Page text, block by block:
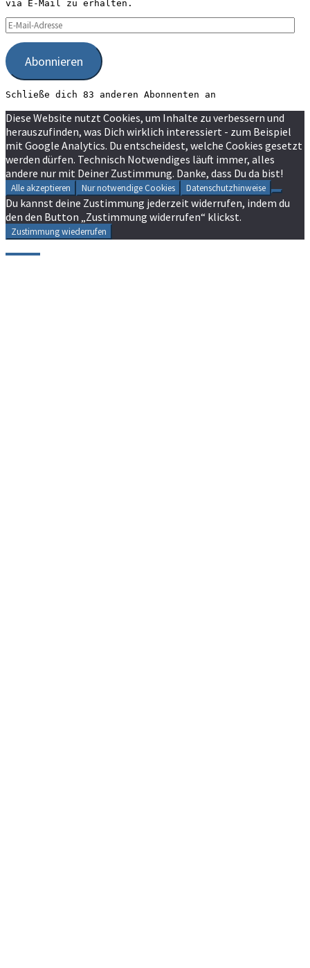
via E-Mail zu erhalten.
E-
Mail-
Adresse
Abonnieren
Schließe dich 83 anderen Abonnenten an
Diese Website nutzt Cookies, um Inhalte zu verbessern und
herauszufinden, was Dich wirklich interessiert - zum Beispiel
mit Google Analytics. Du entscheidest, welche Cookies gesetzt
werden dürfen. Technisch Notwendiges läuft immer, alles
andere nur mit Deiner Zustimmung. Danke, dass Du da bist!
Alle akzeptieren Nur notwendige Cookies Datenschutzhinweise
Du kannst deine Zustimmung jederzeit widerrufen, indem du
den den Button „Zustimmung widerrufen“ klickst.
Zustimmung wiederrufen